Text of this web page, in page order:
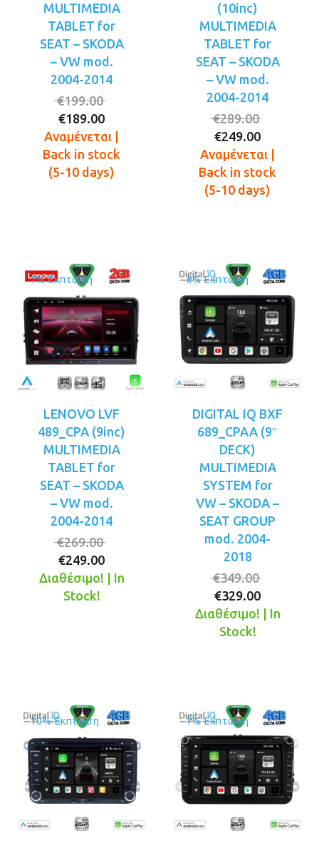
MULTIMEDIA
TABLET for
SEAT – SKODA
– VW mod.
2004-2014
€199.00
was:
€199.00.
€189.00
τρέχουσα
τιμή
είναι:
Αναμένεται |
Back in stock
(5-10 days)
(10inc)
MULTIMEDIA
TABLET for
SEAT – SKODA
– VW mod.
2004-2014
€289.00
was:
€289.00.
€249.00
τιμή
είναι:
Αναμένεται |
Back in stock
(5-10 days)
7% Έκπτωση
LENOVO LVF
489_CPA (9inc)
MULTIMEDIA
TABLET for
SEAT – SKODA
– VW mod.
2004-2014
€269.00
was:
€249.00
τρέχουσα
Διαθέσιμο! | In
Stock!
6% Έκπτωση
DIGITAL IQ BXF
689_CPAA (9″
DECK)
MULTIMEDIA
SYSTEM for
VW – SKODA –
SEAT GROUP
mod. 2004-
2018
€349.00
was:
€329.00
Διαθέσιμο! | In
Stock!
10% Έκπτωση 7% Έκπτωση